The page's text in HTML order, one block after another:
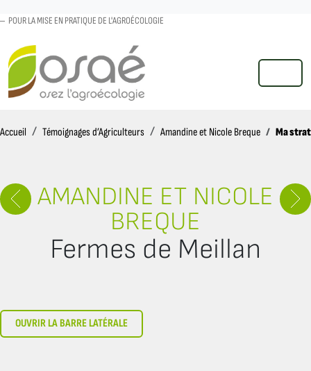
POUR LA MISE EN PRATIQUE DE L'AGROÉCOLOGIE
MENU
Accueil AccueilTémoignages d’Agriculteurs Amandine et Nicole Breque Ma
AMANDINE ET NICOLE
BREQUE
Fermes de Meillan
OUVRIR LA BARRE LATÉRALE